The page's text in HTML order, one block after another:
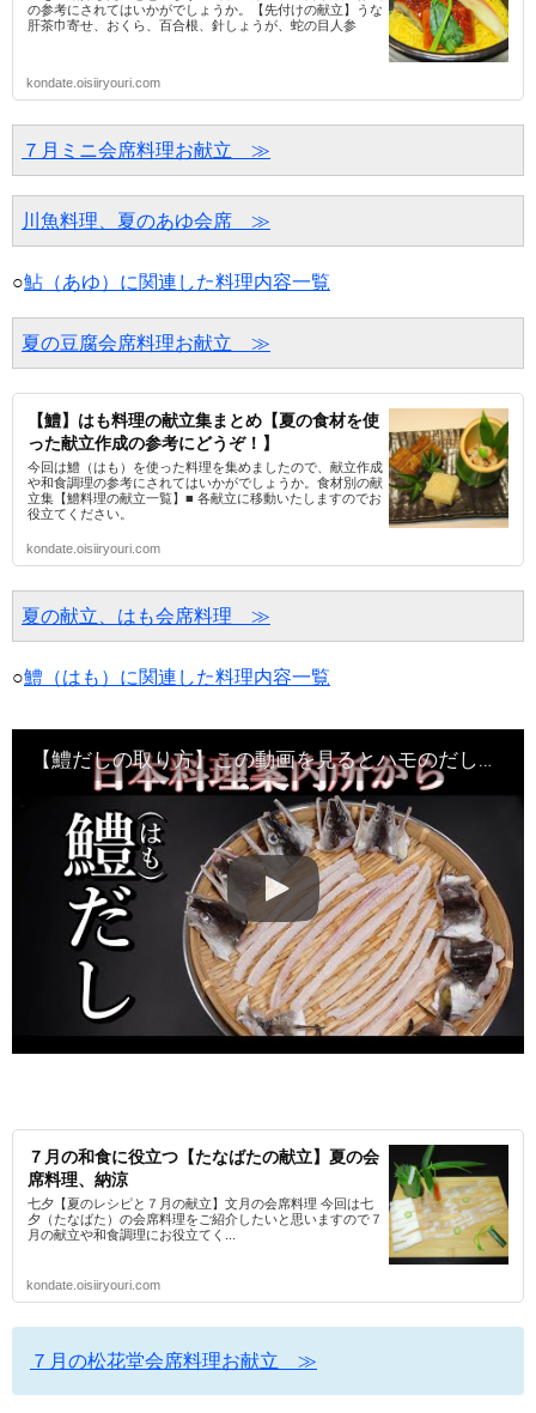
の参考にされてはいかがでしょうか。【先付けの献立】うな
肝茶巾寄せ、おくら、百合根、針しょうが、蛇の目人参
kondate.oisiiryouri.com
７月ミニ会席料理お献立　≫
川魚料理、夏のあゆ会席　≫
○鮎（あゆ）に関連した料理内容一覧
夏の豆腐会席料理お献立　≫
【鱧】はも料理の献立集まとめ【夏の食材を使
った献立作成の参考にどうぞ！】
今回は鱧（はも）を使った料理を集めましたので、献立作成
や和食調理の参考にされてはいかがでしょうか。食材別の献
立集【鱧料理の献立一覧】■ 各献立に移動いたしますのでお
役立てください。
kondate.oisiiryouri.com
夏の献立、はも会席料理　≫
○鱧（はも）に関連した料理内容一覧
【鱧だしの取り方】この動画を見るとハモのだしが作れるようになります・Japanese food
７月の和食に役立つ【たなばたの献立】夏の会
席料理、納涼
七夕【夏のレシピと７月の献立】文月の会席料理 今回は七
夕（たなばた）の会席料理をご紹介したいと思いますので７
月の献立や和食調理にお役立てく...
kondate.oisiiryouri.com
７月の松花堂会席料理お献立 ≫